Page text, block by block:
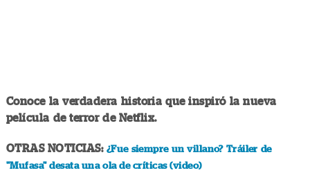
Conoce la verdadera historia que inspiró la nueva
película de terror de Netflix.
OTRAS NOTICIAS: ¿Fue siempre un villano? Tráiler de
"Mufasa" desata una ola de críticas (video)